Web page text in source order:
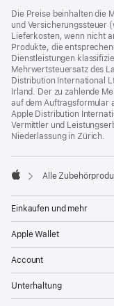
Die Preise beinhalten die
und Versicherungssteuer
Lieferkosten, wenn nicht
Produkte, die
Dienstleistungen
Mehrwertsteuersatz des
Distribution International
Irland. Der zu zahlende
auf dem Auftragsformular
Apple Distribution
Vermittler und
Niederlassung in Zürich.
Alle
Einkaufen und mehr
Apple Wallet
Account
Unterhaltung